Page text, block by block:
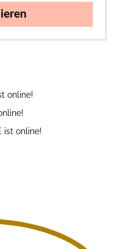
online!
ist online!